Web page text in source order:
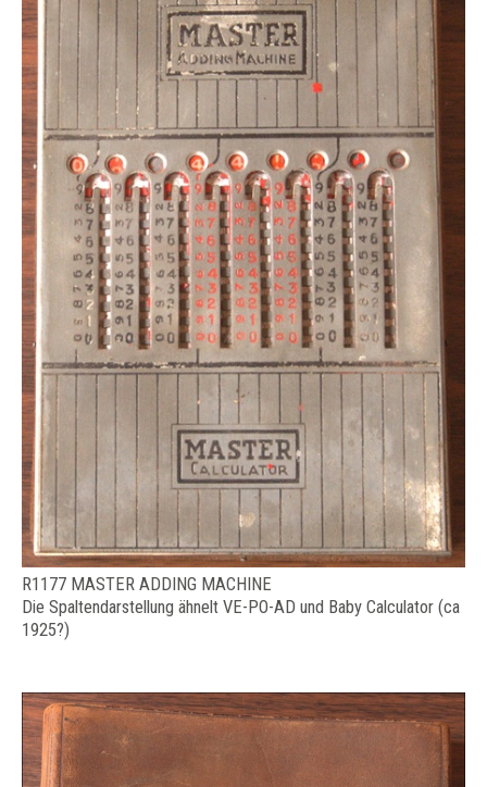
R1177 MASTER ADDING MACHINE
Die Spaltendarstellung ähnelt VE-PO-AD und Baby Calculator (ca
1925?)